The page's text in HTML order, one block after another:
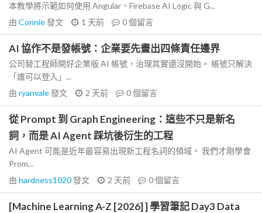
本教學將示範如何使用 Angular、Firebase AI Logic 與 G...
由 Connie發文 1 天前 0個留言
AI 協作不是發帳號：企業要先畫出四條責任邊界
公司替工程師開好企業版 AI 帳號，治理其實還沒開始。 帳號只解決
「誰可以登入」...
由 ryanvale發文 2 天前 0個留言
從 Prompt 到 Graph Engineering：這些不只是新名
詞，而是 AI Agent 踩坑後衍生的工程
AI Agent 可能是近年最容易出現新工程名詞的領域。 我們才剛學會
Prom...
由 hardness1020發文 2 天前 0個留言
[Machine Learning A-Z [2026] ] 學習筆記 Day3 Data